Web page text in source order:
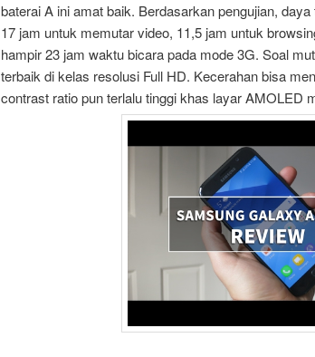
baterai A ini amat baik. Berdasarkan pengujian,
17 jam untuk memutar video, 11,5 jam untuk
hampir 23 jam waktu bicara pada mode 3G. Soal
terbaik di kelas resolusi Full HD. Kecerahan bisa
contrast ratio pun terlalu tinggi khas layar AMOLED